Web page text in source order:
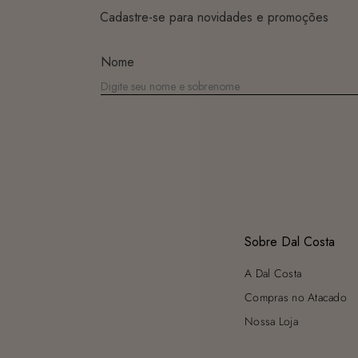
Cadastre-se para novidades e promoções
Nome
Sobre Dal Costa
A Dal Costa
Compras no Atacado
Nossa Loja